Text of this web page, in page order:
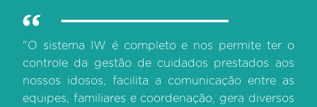
"O sistema IW é completo e nos permite ter o
controle da gestão de cuidados prestados aos
nossos idosos, facilita a comunicação entre as
equipes, familiares e coordenação, gera diversos